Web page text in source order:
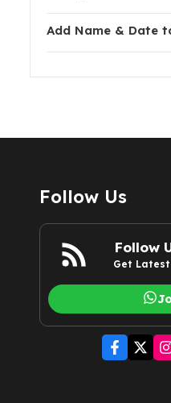
Add Name & Date
Follow Us
Follow
Get